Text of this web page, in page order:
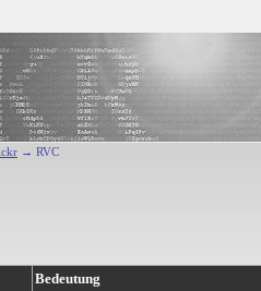
→ RVC
Bedeutung